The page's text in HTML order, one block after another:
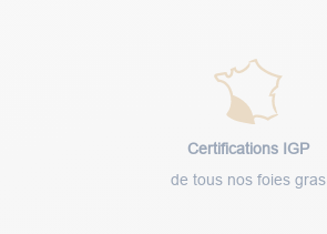
Certifications IGP
de tous nos foies gras